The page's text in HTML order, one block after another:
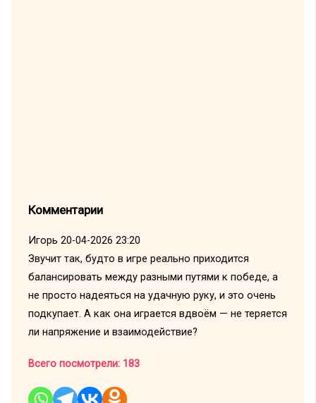
Комментарии
Игорь 20-04-2026 23:20
Звучит так, будто в игре реально приходится
балансировать между разными путями к победе, а
не просто надеяться на удачную руку, и это очень
подкупает. А как она играется вдвоём — не теряется
ли напряжение и взаимодействие?
Всего посмотрели: 183